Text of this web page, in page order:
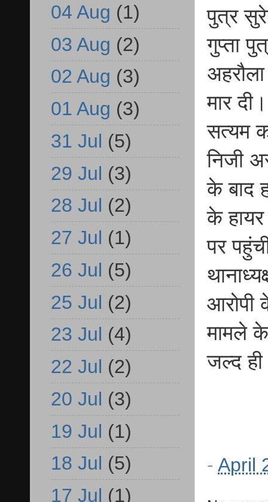
पुत्र
गुप्ता
मार
सत्यम
निजी
के बाद
के
पर
आरोपी
मामले
जल्द ही
- April
04 Aug (1)
03 Aug (2)
02 Aug (3)
01 Aug (3)
31 Jul (5)
29 Jul (3)
28 Jul (2)
27 Jul (1)
26 Jul (5)
25 Jul (2)
23 Jul (4)
22 Jul (2)
20 Jul (3)
19 Jul (1)
18 Jul (5)
17 Jul (1)